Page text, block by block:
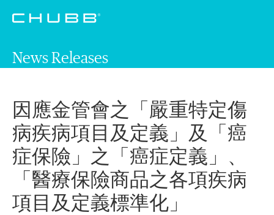
News Releases
因應金管會之「嚴重特定傷
病疾病項目及定義」及「癌
症保險」之「癌症定義」、
「醫療保險商品之各項疾病
項目及定義標準化」